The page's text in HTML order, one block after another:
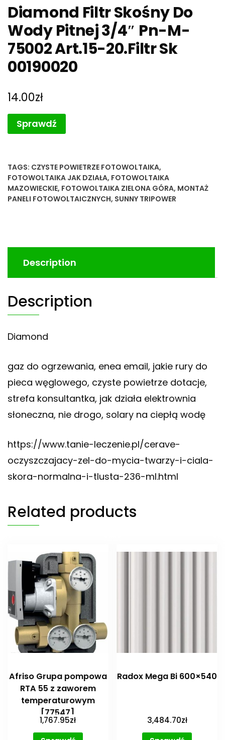
Diamond Filtr Skośny Do
Wody Pitnej 3/4″ Pn-M-
75002 Art.15-20.Filtr Sk
00190020
14.00zł
Sprawdź
TAGS: CZYSTE POWIETRZE FOTOWOLTAIKA,
FOTOWOLTAIKA JAK DZIAŁA, FOTOWOLTAIKA
MAZOWIECKIE, FOTOWOLTAIKA ZIELONA GÓRA, MONTAŻ
PANELI FOTOWOLTAICZNYCH, SUNNY TRIPOWER
Description
Description
Diamond
gaz do ogrzewania, enea email, jakie rury do
pieca węglowego, czyste powietrze dotacje,
strefa konsultantka, jak działa elektrownia
słoneczna, nie drogo, solary na ciepłą wodę
https://www.tanie-leczenie.pl/cerave-
oczyszczajacy-zel-do-mycia-twarzy-i-ciala-
skora-normalna-i-tlusta-236-ml.html
Related products
Afriso Grupa pompowa
RTA 55 z zaworem
temperaturowym
[77547]
1,767.95zł
Radox Mega Bi 600×540
3,484.70zł